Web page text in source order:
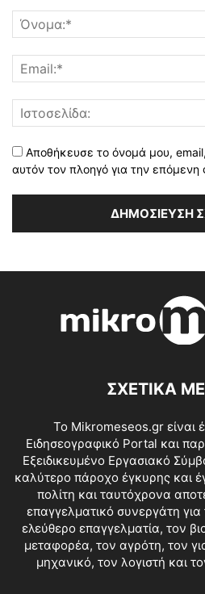
Αποθήκευσε το όνομά μου,
αυτόν τον πλοηγό για την
ΣΧΕΤΙΚΑ
Το Mikromeseos.gr είναι
Ειδησεογραφικό Portal και
Εξειδικευμένο Εργασιακό
καλύτερο πάροχο έγκυρης και
πολίτη και ταυτόχρονα
επαγγελματικό συνεργάτη για
ελεύθερο επαγγελματία, τον
μεταφορέα, τον αγρότη, τον
μηχανικό, τον λογιστή και